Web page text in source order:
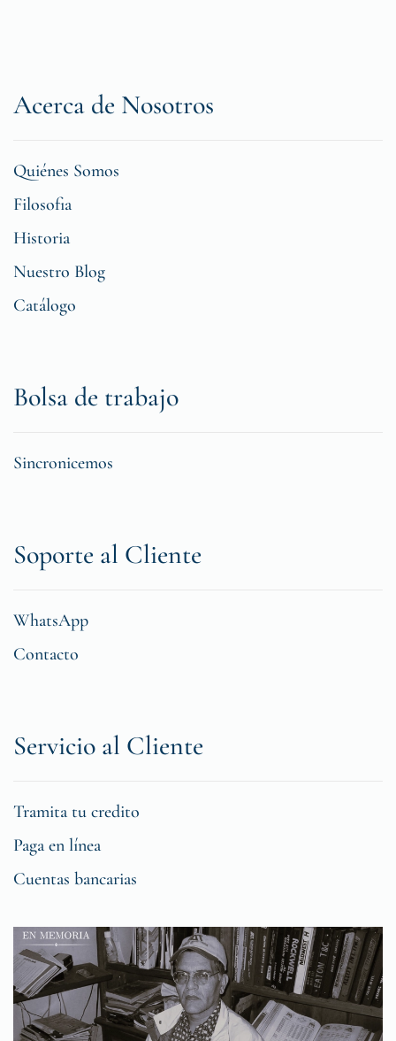
Acerca de Nosotros
Quiénes Somos
Filosofia
Historia
Nuestro Blog
Catálogo
Bolsa de trabajo
Sincronicemos
Soporte al Cliente
WhatsApp
Contacto
Servicio al Cliente
Tramita tu credito
Paga en línea
Cuentas bancarias